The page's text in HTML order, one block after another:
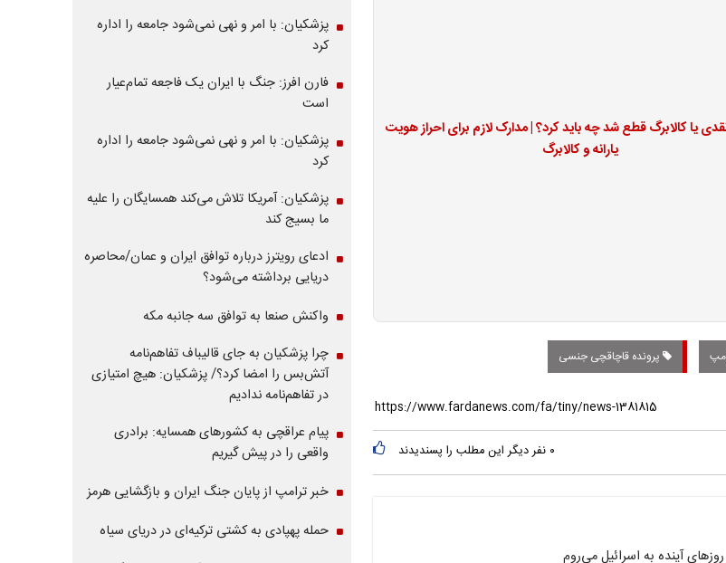
نقدی یا کالابرگ قطع شد چه باید کرد؟ | مدارک لازم برای احراز هویت
یارانه و کالابرگ
پرونده قاچاقچی جنسی
۰ نفر دیگر این مطلب را پسندیدند
آینده به اسرائیل می‌روم
پزشکیان: با امر و نهی نمی‌شود جامعه را اداره
کرد
فارن افرز: جنگ با ایران یک فاجعه تمام‌عیار
است
پزشکیان: با امر و نهی نمی‌شود جامعه را اداره
کرد
پزشکیان: آمریکا تلاش می‌کند همسایگان را علیه
ما بسیج کند
ادعای رویترز درباره توافق ایران و عمان/محاصره
دریایی برداشته می‌شود؟
واکنش صنعا به توافق سه جانبه مکه
چرا پزشکیان به جای قالیباف تفاهم‌نامه
آتش‌بس را امضا کرد؟/ پزشکیان: هیچ امتیازی
در تفاهم‌نامه ندادیم
پیام عراقچی به کشورهای همسایه: برادری
واقعی را در پیش گیریم
خبر ترامپ از پایان جنگ ایران و بازگشایی هرمز
حمله پهپادی به کشتی ترکیه‌ای در دریای سیاه